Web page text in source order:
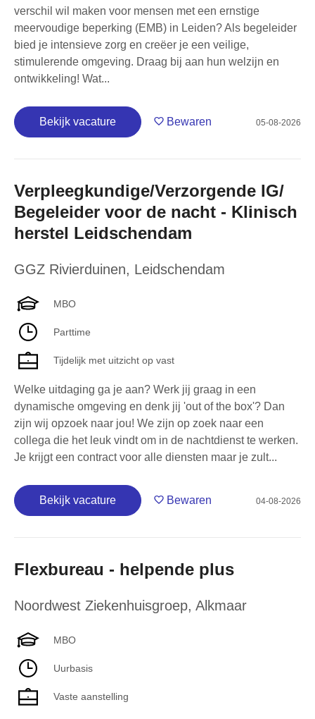
verschil wil maken voor mensen met een ernstige
meervoudige beperking (EMB) in Leiden? Als begeleider
bied je intensieve zorg en creëer je een veilige,
stimulerende omgeving. Draag bij aan hun welzijn en
ontwikkeling! Wat...
Bekijk vacature Bewaren 05-08-2026
Verpleegkundige/Verzorgende IG/
Begeleider voor de nacht - Klinisch
herstel Leidschendam
GGZ Rivierduinen, Leidschendam
MBO
Parttime
Tijdelijk met uitzicht op vast
Welke uitdaging ga je aan? Werk jij graag in een
dynamische omgeving en denk jij 'out of the box'? Dan
zijn wij opzoek naar jou! We zijn op zoek naar een
collega die het leuk vindt om in de nachtdienst te werken.
Je krijgt een contract voor alle diensten maar je zult...
Bekijk vacature Bewaren 04-08-2026
Flexbureau - helpende plus
Noordwest Ziekenhuisgroep, Alkmaar
MBO
Uurbasis
Vaste aanstelling